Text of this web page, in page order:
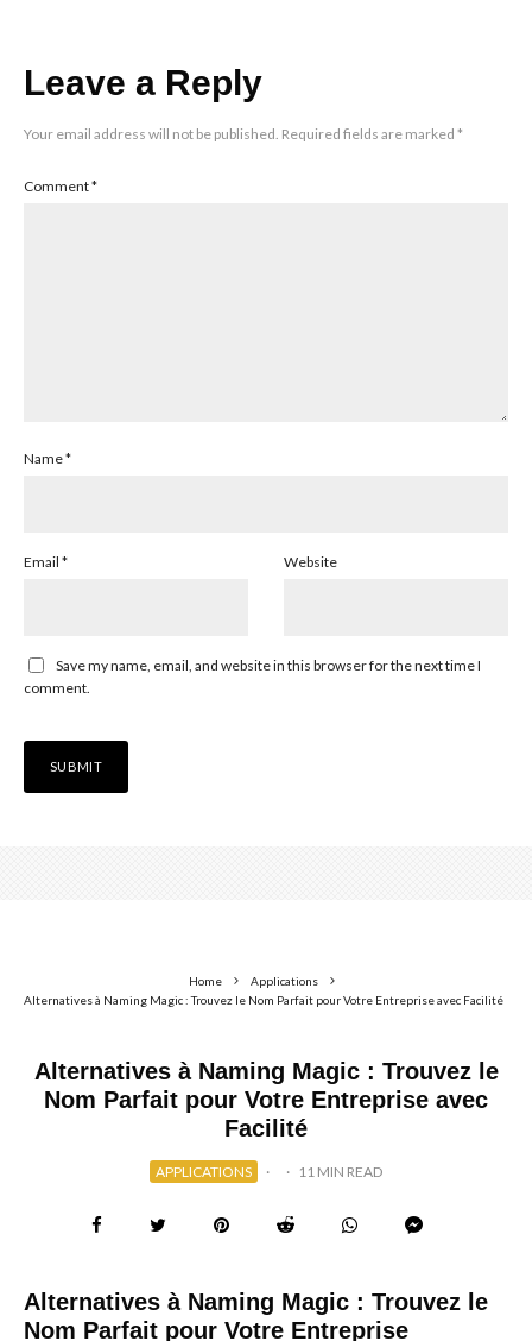
Leave a Reply
Your email address will not be published. Required fields are marked *
Comment*
Name*
Email * Website
Save my name, email, and website in this browser for the next time I
comment.
Home
Applications
Alternatives à Naming Magic : Trouvez le Nom Parfait pour Votre Entreprise avec Facilité
Alternatives à Naming Magic : Trouvez le
Nom Parfait pour Votre Entreprise avec
Facilité
APPLICATIONS · · 11 MIN READ
Alternatives à Naming Magic : Trouvez le
Nom Parfait pour Votre Entreprise